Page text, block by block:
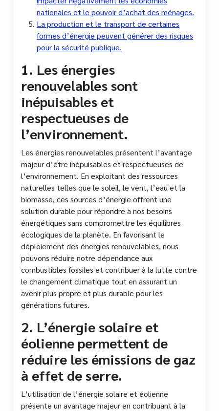
nationales et le pouvoir d’achat des ménages.
La production et le transport de certaines
formes d’énergie peuvent générer des risques
pour la sécurité publique.
1. Les énergies
renouvelables sont
inépuisables et
respectueuses de
l’environnement.
Les énergies renouvelables présentent l’avantage
majeur d’être inépuisables et respectueuses de
l’environnement. En exploitant des ressources
naturelles telles que le soleil, le vent, l’eau et la
biomasse, ces sources d’énergie offrent une
solution durable pour répondre à nos besoins
énergétiques sans compromettre les équilibres
écologiques de la planète. En favorisant le
déploiement des énergies renouvelables, nous
pouvons réduire notre dépendance aux
combustibles fossiles et contribuer à la lutte contre
le changement climatique tout en assurant un
avenir plus propre et plus durable pour les
générations futures.
2. L’énergie solaire et
éolienne permettent de
réduire les émissions de gaz
à effet de serre.
L’utilisation de l’énergie solaire et éolienne
présente un avantage majeur en contribuant à la